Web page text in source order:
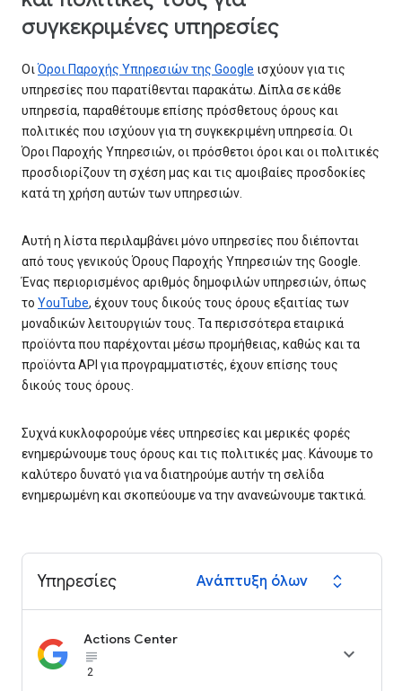
συγκεκριμένες υπηρεσίες
ΟιΌροι Παροχής Υπηρεσιών της Google ισχύουν για τις
υπηρεσίες που παρατίθενται παρακάτω. Δίπλα σε κάθε
υπηρεσία, παραθέτουμε επίσης πρόσθετους όρους και
πολιτικές που ισχύουν για τη συγκεκριμένη υπηρεσία. Οι
Όροι Παροχής Υπηρεσιών, οι πρόσθετοι όροι και οι πολιτικές
προσδιορίζουν τη σχέση μας και τις αμοιβαίες προσδοκίες
κατά τη χρήση αυτών των υπηρεσιών.
Αυτή η λίστα περιλαμβάνει μόνο υπηρεσίες που διέπονται
από τους γενικούς Όρους Παροχής Υπηρεσιών της Google.
Ένας περιορισμένος αριθμός δημοφιλών υπηρεσιών, όπως
το YouTube, έχουν τους δικούς τους όρους εξαιτίας των
μοναδικών λειτουργιών τους. Τα περισσότερα εταιρικά
προϊόντα που παρέχονται μέσω προμήθειας, καθώς και τα
προϊόντα API για προγραμματιστές, έχουν επίσης τους
δικούς τους όρους.
Συχνά κυκλοφορούμε νέες υπηρεσίες και μερικές φορές
ενημερώνουμε τους όρους και τις πολιτικές μας. Κάνουμε το
καλύτερο δυνατό για να διατηρούμε αυτήν τη σελίδα
ενημερωμένη και σκοπεύουμε να την ανανεώνουμε τακτικά.
Υπηρεσίες Ανάπτυξη όλων expand_all
Actions Center
subject_black
2
